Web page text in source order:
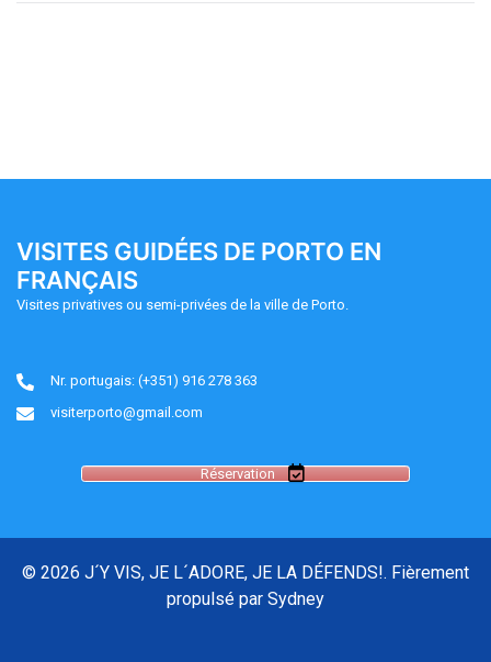
VISITES GUIDÉES DE PORTO EN
FRANÇAIS
Visites privatives ou semi-privées de la ville de Porto.
Nr. portugais: (+351) 916 278 363
visiterporto@gmail.com
Réservation
© 2026 J´Y VIS, JE L´ADORE, JE LA DÉFENDS!. Fièrement
propulsé par Sydney